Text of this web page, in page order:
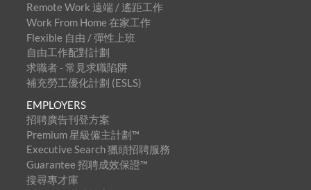
Remote Work 遠端 / 遙距工作
Work From Home 在家工作
Flexible 自由 / 彈性上班
自由工作配對計劃
求職者 - 常見求職陷阱
補充勞工優化計劃 (ESLS)
EMPLOYERS
招聘廣告刊登方案
Premium 星級僱主計劃™
Executive Search 獵頭招聘服務
Guarantee 招聘成效保證™
搜尋專才庫